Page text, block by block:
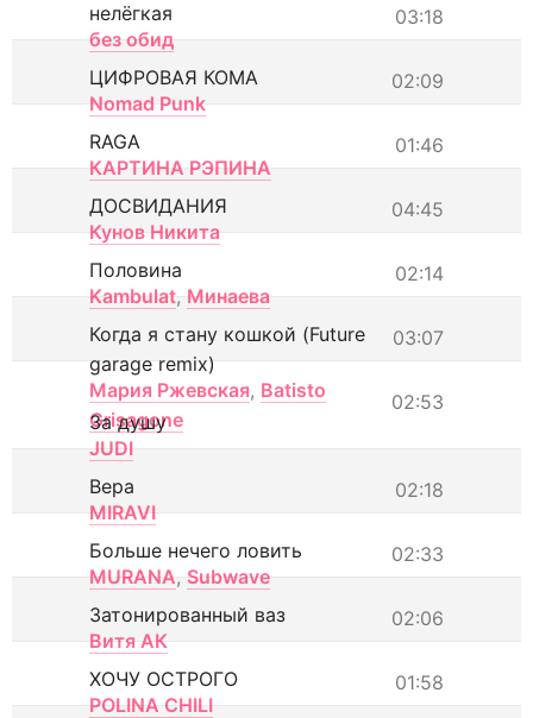
03:18
нелёгкая
без обид
02:09
ЦИФРОВАЯ КОМА
Nomad Punk
01:46
RAGA
КАРТИНА РЭПИНА
04:45
ДОСВИДАНИЯ
Кунов Никита
02:14
Половина
Kambulat, Минаева
03:07
Когда я стану кошкой (Future
garage remix)
Мария Ржевская, Batisto
Grisagone
02:53
За душу
JUDI
02:18
Вера
MIRAVI
02:33
Больше нечего ловить
MURANA, Subwave
02:06
Затонированный ваз
Витя АК
01:58
ХОЧУ ОСТРОГО
POLINA CHILI